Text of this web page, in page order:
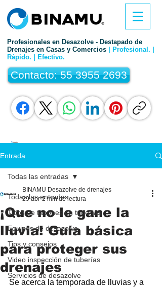
Profesionales en Desazolve - Destapado de
Drenajes en Casas y Comercios
| Profesional. |
Rápido. | Efectivo.
Contacto: 55 3955 2693
Entrada
Todas las entradas
Tipos de tapones en tuberías
Equipos de desazolve
Tips y consejos
Video inspección de tuberías
Servicios de desazolve
Todas las entradas
¡Que no le gane la
lluvia! Guía básica
para proteger sus
drenajes
BINAMU Desazolve de drenajes
29 abr 2 min de lectura
Se acerca la temporada de lluvias y a